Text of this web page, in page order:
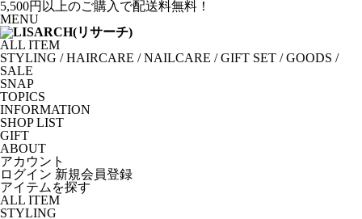
5,500円以上のご購入で配送料無料！
MENU
ALL ITEM
STYLING /HAIRCARE /NAILCARE /GIFT SET /GOODS /
SALE
SNAP
TOPICS
INFORMATION
SHOP LIST
GIFT
ABOUT
アカウント
ログイン 新規会員登録
アイテムを探す
ALL ITEM
STYLING